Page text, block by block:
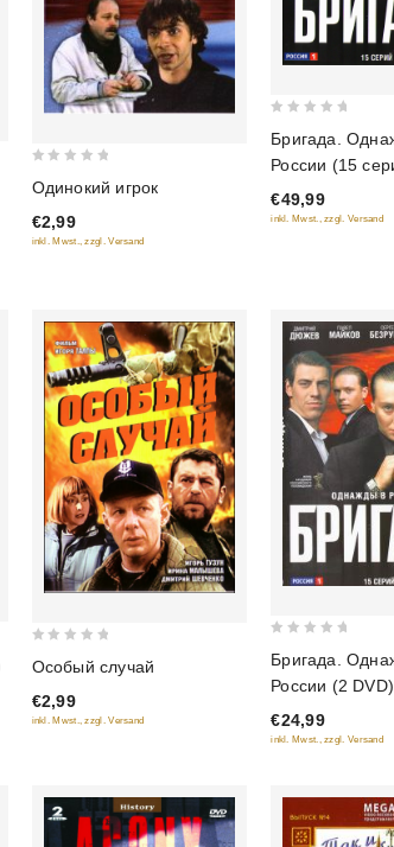
out
of
5
Одинокий игрок
€2,99
inkl. Mwst., zzgl. Versand
out
of
5
Бригада.
России (15
ray)
€49,99
inkl. Mwst., zzgl. Versand
of
5
Особый случай
€2,99
inkl. Mwst., zzgl. Versand
out
of
5
Бригада.
России (2 DVD)
€24,99
inkl. Mwst., zzgl. Versand